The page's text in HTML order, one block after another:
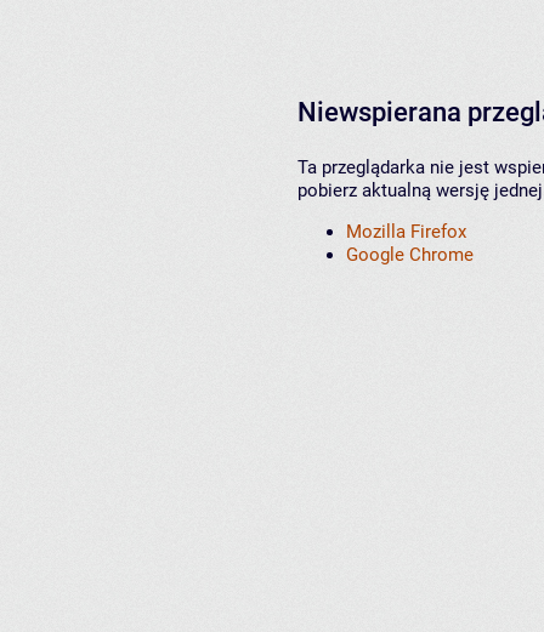
Niewspierana
Ta przeglądarka nie jest
pobierz aktualną wersję
Mozilla Firefox
Google Chrome